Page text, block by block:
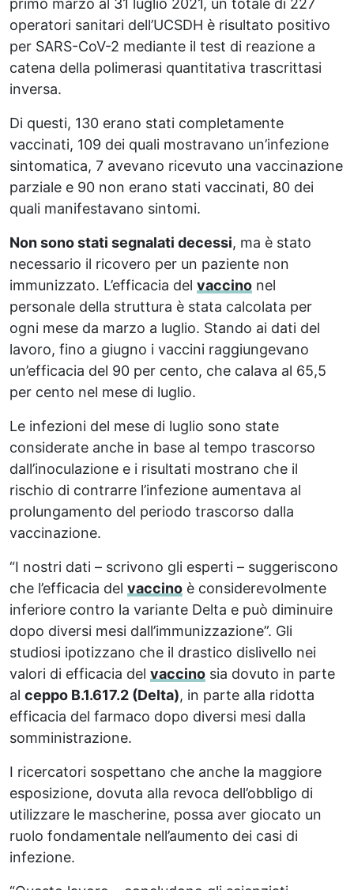
primo marzo al 31 luglio 2021, un totale di 227
operatori sanitari dell’UCSDH è risultato positivo
per SARS-CoV-2 mediante il test di reazione a
catena della polimerasi quantitativa trascrittasi
inversa.
Di questi, 130 erano stati completamente
vaccinati, 109 dei quali mostravano un’infezione
sintomatica, 7 avevano ricevuto una vaccinazione
parziale e 90 non erano stati vaccinati, 80 dei
quali manifestavano sintomi.
Non sono stati segnalati decessi, ma è stato
necessario il ricovero per un paziente non
immunizzato. L’efficacia del vaccino nel
personale della struttura è stata calcolata per
ogni mese da marzo a luglio. Stando ai dati del
lavoro, fino a giugno i vaccini raggiungevano
un’efficacia del 90 per cento, che calava al 65,5
per cento nel mese di luglio.
Le infezioni del mese di luglio sono state
considerate anche in base al tempo trascorso
dall’inoculazione e i risultati mostrano che il
rischio di contrarre l’infezione aumentava al
prolungamento del periodo trascorso dalla
vaccinazione.
“I nostri dati – scrivono gli esperti – suggeriscono
che l’efficacia del vaccino è considerevolmente
inferiore contro la variante Delta e può diminuire
dopo diversi mesi dall’immunizzazione”. Gli
studiosi ipotizzano che il drastico dislivello nei
valori di efficacia del vaccino sia dovuto in parte
al ceppo B.1.617.2 (Delta), in parte alla ridotta
efficacia del farmaco dopo diversi mesi dalla
somministrazione.
I ricercatori sospettano che anche la maggiore
esposizione, dovuta alla revoca dell’obbligo di
utilizzare le mascherine, possa aver giocato un
ruolo fondamentale nell’aumento dei casi di
infezione.